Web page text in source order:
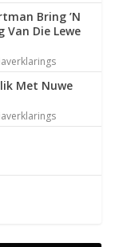
Bring ’N
Van Die Lewe
Met Nuwe